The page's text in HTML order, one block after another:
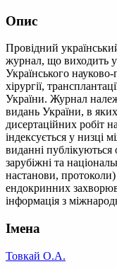
Опис
Провідний
журнал, що виходить у
Українського
хірургії,
України. Журнал
видань України, в
дисертаційних робіт
індексується у низці
виданні публікуються
зарубіжні та
настанови, протоколи)
ендокринних
інформація з
Імена
Товкай О.А.